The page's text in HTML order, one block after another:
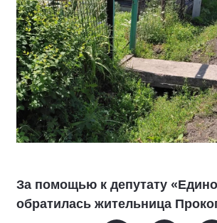
За помощью к депутату
обратилась жительница